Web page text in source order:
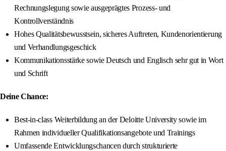
Rechnungslegung sowie ausgeprägtes Prozess- und
Kontrollverständnis
Hohes Qualitätsbewusstsein, sicheres Auftreten, Kundenorientierung
und Verhandlungsgeschick
Kommunikationsstärke sowie Deutsch und Englisch sehr gut in Wort
und Schrift
Deine Chance:
Best-in-class Weiterbildung an der Deloitte University sowie im
Rahmen individueller Qualifikationsangebote und Trainings
Umfassende Entwicklungschancen durch strukturierte